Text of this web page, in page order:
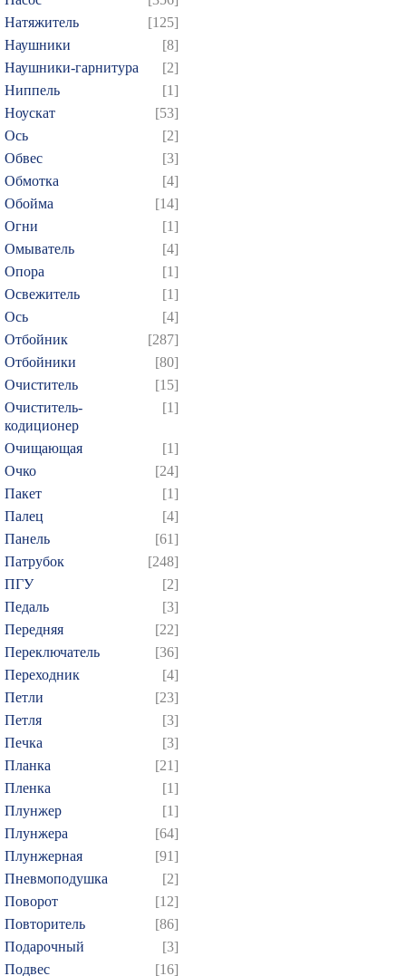
Натяжитель
[125]
Наушники
[8]
Наушники-гарнитура
[2]
Ниппель
[1]
Ноускат
[53]
Оcь
[2]
Обвес
[3]
Обмотка
[4]
Обойма
[14]
Огни
[1]
Омыватель
[4]
Опора
[1]
Освежитель
[1]
Ось
[4]
Отбойник
[287]
Отбойники
[80]
Очиститель
[15]
Очиститель-
кодиционер
[1]
Очищающая
[1]
Очко
[24]
Пакет
[1]
Палец
[4]
Панель
[61]
Патрубок
[248]
ПГУ
[2]
Педаль
[3]
Передняя
[22]
Переключатель
[36]
Переходник
[4]
Петли
[23]
Петля
[3]
Печка
[3]
Планка
[21]
Пленка
[1]
Плунжер
[1]
Плунжера
[64]
Плунжерная
[91]
Пневмоподушка
[2]
Поворот
[12]
Повторитель
[86]
Подарочный
[3]
Подвес
[16]